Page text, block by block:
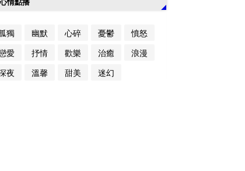
獨 幽默 心碎 憂鬱
憤怒
愛
抒情 歡樂 治癒
浪漫
夜
溫馨 甜美 迷幻